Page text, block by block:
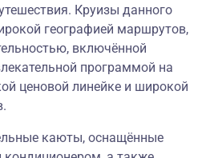
Круизы данного
географией маршрутов,
включённой
программой на
ценовой линейке и широкой
каюты, оснащённые